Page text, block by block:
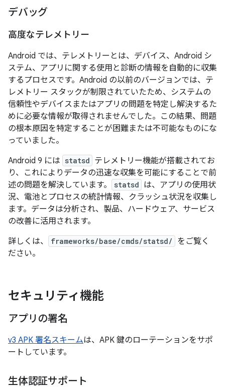
デバッグ
高度なテレメトリー
Android では、テレメトリー とは、デバイス、Android シ
ステム、アプリに関する使用と診断の情報を自動的に収集
するプロセスです。Android の以前のバージョンでは、テ
レメトリー スタックが制限されていたため、システムの
信頼性やデバイスまたはアプリの問題を特定し解決するた
めに必要な情報が取得されませんでした。この結果、問題
の根本原因を特定することが困難または不可能なものにな
っていました。
Android 9 には statsd テレメトリー機能が搭載されてお
り、これによりデータの迅速な収集を可能にすることで前
述の問題を解決しています。
statsd は、アプリの使用状
況、電池とプロセスの統計情報、クラッシュ状況を収集し
ます。データは分析され、製品、ハードウェア、サービス
の改善に活用されます。
詳しくは、
frameworks/base/cmds/statsd/
をご覧く
ださい。
セキュリティ機能
アプリの署名
v3 APK 署名スキームは、APK 鍵のローテーションをサポ
ートしています。
生体認証サポート